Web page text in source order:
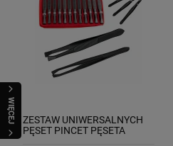
WIĘCEJ
ZESTAW UNIWERSALNYCH
PĘSET PINCET PĘSETA